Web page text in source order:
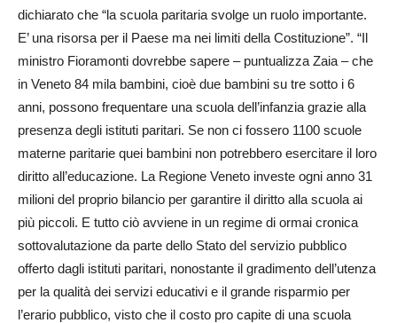
dichiarato che “la scuola paritaria svolge un ruolo importante.
E’ una risorsa per il Paese ma nei limiti della Costituzione”. “Il
ministro Fioramonti dovrebbe sapere – puntualizza Zaia – che
in Veneto 84 mila bambini, cioè due bambini su tre sotto i 6
anni, possono frequentare una scuola dell’infanzia grazie alla
presenza degli istituti paritari. Se non ci fossero 1100 scuole
materne paritarie quei bambini non potrebbero esercitare il loro
diritto all’educazione. La Regione Veneto investe ogni anno 31
milioni del proprio bilancio per garantire il diritto alla scuola ai
più piccoli. E tutto ciò avviene in un regime di ormai cronica
sottovalutazione da parte dello Stato del servizio pubblico
offerto dagli istituti paritari, nonostante il gradimento dell’utenza
per la qualità dei servizi educativi e il grande risparmio per
l’erario pubblico, visto che il costo pro capite di una scuola